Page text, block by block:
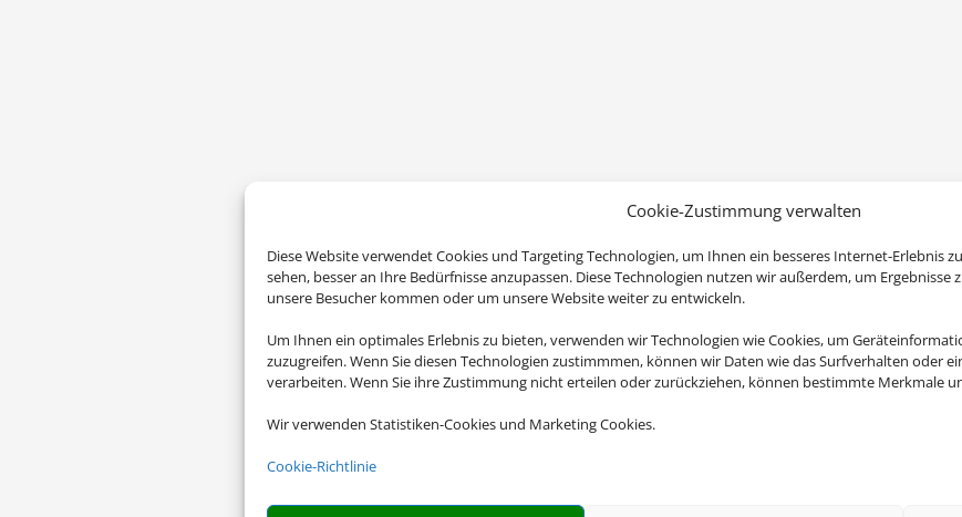
Cookie-Zustimmung verwalten
Diese Website verwendet Cookies und Targeting Technologien, um Ihnen ein besseres Internet-Erlebnis
sehen, besser an Ihre Bedürfnisse anzupassen. Diese Technologien nutzen wir außerdem, um Ergebnisse
unsere Besucher kommen oder um unsere Website weiter zu entwickeln.
Um Ihnen ein optimales Erlebnis zu bieten, verwenden wir Technologien wie Cookies, um
zuzugreifen. Wenn Sie diesen Technologien zustimmmen, können wir Daten wie das Surfverhalten oder
verarbeiten. Wenn Sie ihre Zustimmung nicht erteilen oder zurückziehen, können bestimmte Merkmale
Wir verwenden Statistiken-Cookies und Marketing Cookies.
Cookie-Richtlinie